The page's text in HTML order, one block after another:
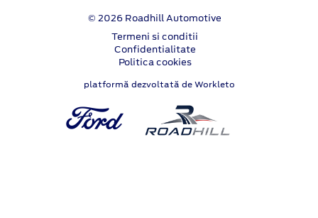
© 2026 Roadhill Automotive
Termeni si conditii
Confidentialitate
Politica cookies
platformă dezvoltată de Workleto